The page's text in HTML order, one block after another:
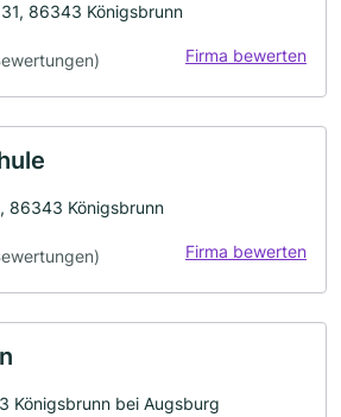
86343 Königsbrunn
Firma bewerten
86343 Königsbrunn
Firma bewerten
Königsbrunn bei Augsburg